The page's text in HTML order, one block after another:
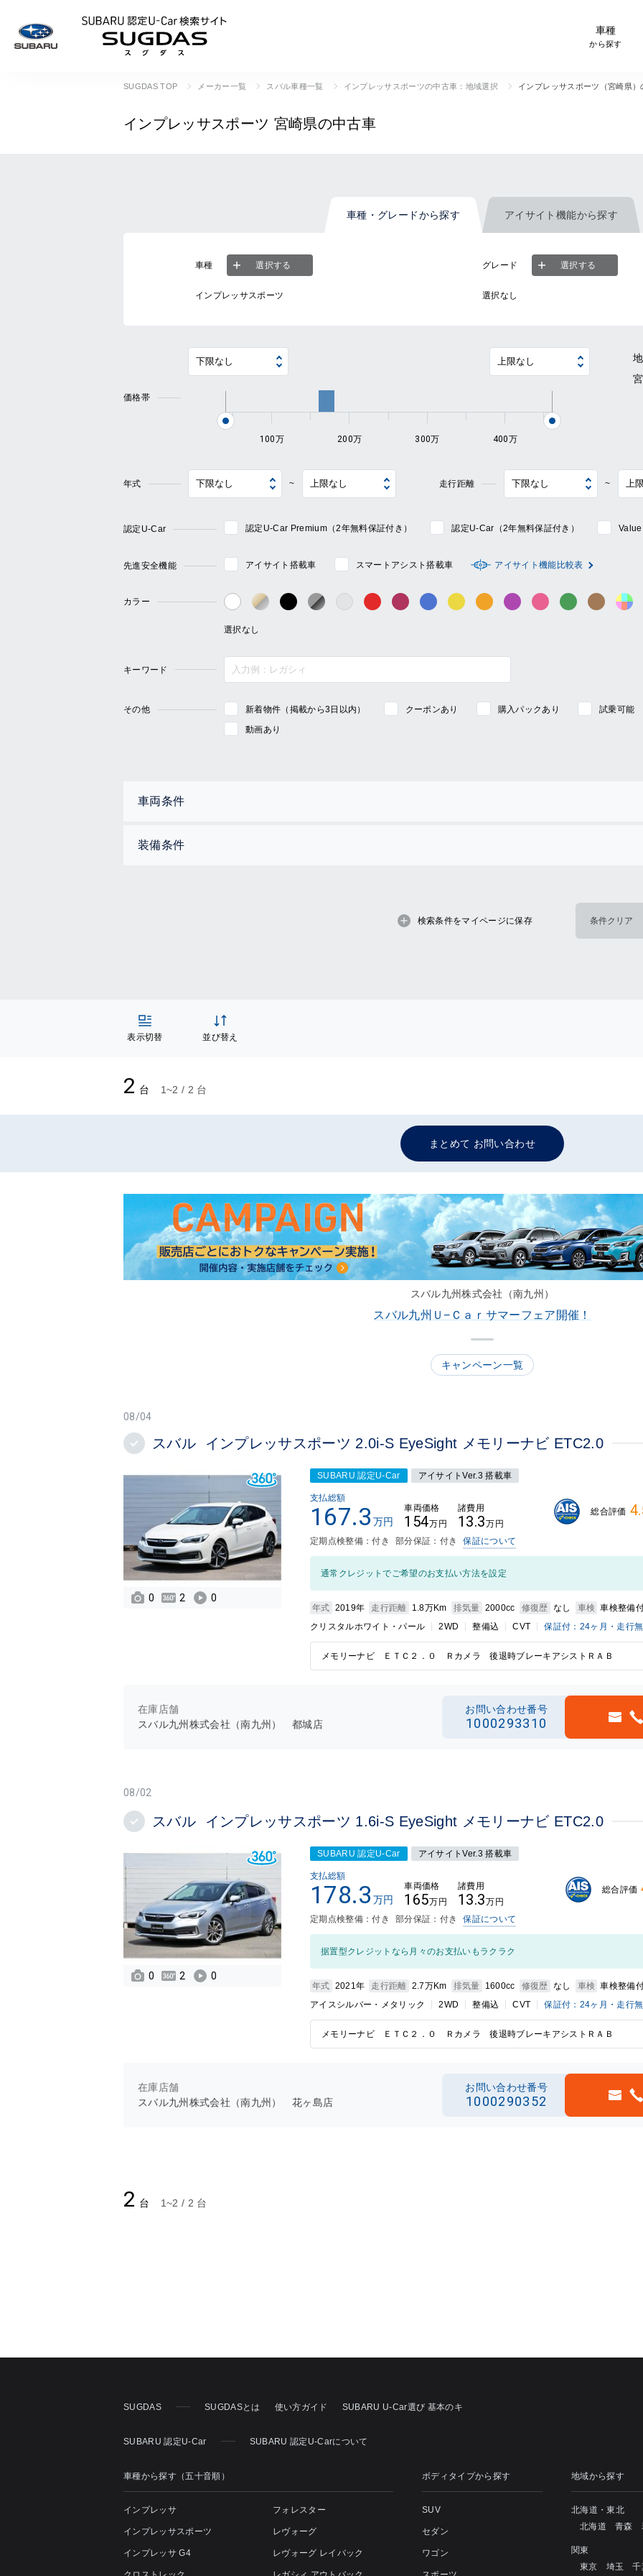
車種
から探す
SUGDAS TOP メーカー一覧 スバル車種一覧 インプレッサスポーツの中古車：地域選択 インプレッサスポーツ（宮崎県）
インプレッサスポーツ 宮崎県の中古車
車種・グレードから探す アイサイト機能から探す
車種 選択する
インプレッサスポーツ
グレード 選択する
価格帯
100万 200万 300万 400万
年式 ~ 走行距離 ~
認定U-Car 認定U-Car Premium（2年無料保証付き） 認定U-Car（2年無料保証付き） Value
先進安全機能 アイサイト搭載車 スマートアシスト搭載車 アイサイト機能比較表
カラー ホワイト系ゴールド・シルバー系
ブラック系ガンメタ系グレー系 レッド系 ワイン系 ブルー系 イエロー系オレンジ系パープル系ピンク系 グリーン系ブラウン
キーワード
その他 新着物件（掲載から3日以内） クーポンあり 購入パックあり
試乗可能
動画あり
車両条件
装備条件
検索条件をマイページに保存
表示切替 並び替え
2 台 1~2 / 2 台
まとめて お問い合わせ
スバル九州株式会社（南九州）
スバル九州Ｕ−Ｃａｒサマーフェア開催！
キャンペーン一覧
08/04
スバル インプレッサスポーツ 2.0i-S EyeSight メモリーナビ ETC2.0
0 2 0
SUBARU 認定U-Car アイサイトVer.3 搭載車
支払総額
167.3 万円
車両価格
154万円
諸費用
13.3万円
総合評価
定期点検整備：付き 部分保証：付き 保証について
通常クレジットでご希望のお支払い方法を設定
年式 2019年 走行距離 1.8万Km 排気量 2000cc 修復歴 なし 車検 車検整備
クリスタルホワイト・パール
2WD 整備込 CVT 保証付：24ヶ月・走行
メモリーナビ ＥＴＣ２．０ Ｒカメラ 後退時ブレーキアシストＲＡＢ
在庫店舗
スバル九州株式会社（南九州） 都城店
お問い合わせ番号
1000293310
08/02
スバル インプレッサスポーツ 1.6i-S EyeSight メモリーナビ ETC2.0
0 2 0
SUBARU 認定U-Car アイサイトVer.3 搭載車
支払総額
178.3 万円
車両価格
165万円
諸費用
13.3万円
総合評価
定期点検整備：付き 部分保証：付き 保証について
据置型クレジットなら月々のお支払いもラクラク
年式 2021年 走行距離 2.7万Km 排気量 1600cc 修復歴 なし 車検 車検整備
アイスシルバー・メタリック
2WD 整備込 CVT 保証付：24ヶ月・走行
メモリーナビ ＥＴＣ２．０ Ｒカメラ 後退時ブレーキアシストＲＡＢ
在庫店舗
スバル九州株式会社（南九州） 花ヶ島店
お問い合わせ番号
1000290352
2 台 1~2 / 2 台
SUGDAS SUGDASとは 使い方ガイド SUBARU U-Car選び 基本のキ
SUBARU 認定U-Car SUBARU 認定U-Carについて
車種から探す（五十音順）
インプレッサ
インプレッサスポーツ
インプレッサ G4
フォレスター
レヴォーグ
レヴォーグ レイバック
ボディタイプから探す
SUV
セダン
ワゴン
地域から探す
北海道・東北
北海道
青森
関東
東京
埼玉 千